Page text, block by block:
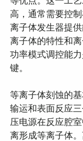
高，通常需要控
离子体发生器提
离子体的特性和
功率模式调控能
键。
等离子体刻蚀的
输运和表面反应
压电源在反应腔
离形成等离子体